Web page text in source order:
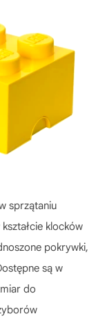
sprzątaniu
kształcie klocków
pokrywki,
są w
do